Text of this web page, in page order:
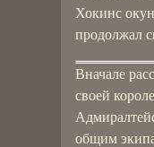
Хокинс
продолжал
Вначале
своей
общим